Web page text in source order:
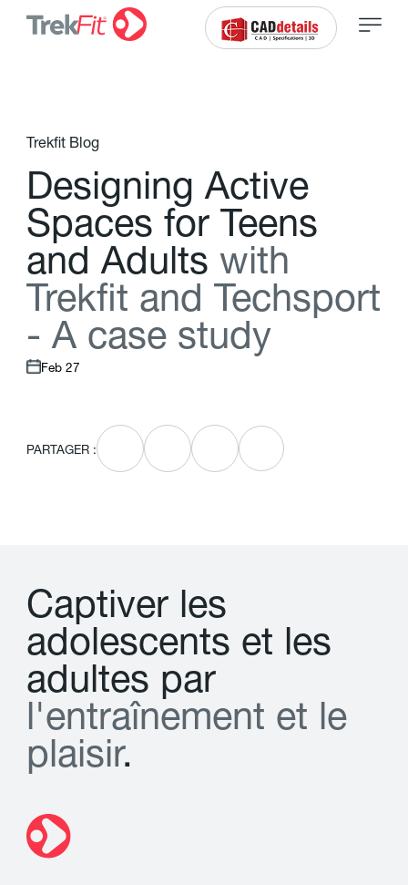
Trekfit Blog
Designing Active
Spaces for Teens
and Adults with
Trekft and Techsport
- A case study
Feb 27
PARTAGER :
Captiver les
adolescents et les
adultes par
l'entraînement et le
plaisir.